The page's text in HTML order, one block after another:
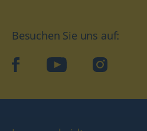
Besuchen Sie uns auf:
facebookYouTube Instagram